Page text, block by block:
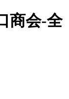
商会-全